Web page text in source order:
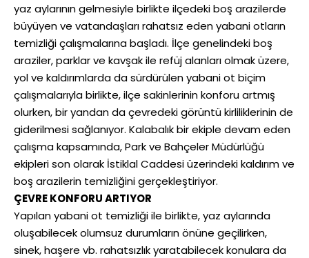
yaz aylarının gelmesiyle birlikte ilçedeki boş arazilerde
büyüyen ve vatandaşları rahatsız eden yabani otların
temizliği çalışmalarına başladı. İlçe genelindeki boş
araziler, parklar ve kavşak ile refüj alanları olmak üzere,
yol ve kaldırımlarda da sürdürülen yabani ot biçim
çalışmalarıyla birlikte, ilçe sakinlerinin konforu artmış
olurken, bir yandan da çevredeki görüntü kirliliklerinin de
giderilmesi sağlanıyor. Kalabalık bir ekiple devam eden
çalışma kapsamında, Park ve Bahçeler Müdürlüğü
ekipleri son olarak İstiklal Caddesi üzerindeki kaldırım ve
boş arazilerin temizliğini gerçekleştiriyor.
ÇEVRE KONFORU ARTIYOR
Yapılan yabani ot temizliği ile birlikte, yaz aylarında
oluşabilecek olumsuz durumların önüne geçilirken,
sinek, haşere vb. rahatsızlık yaratabilecek konulara da